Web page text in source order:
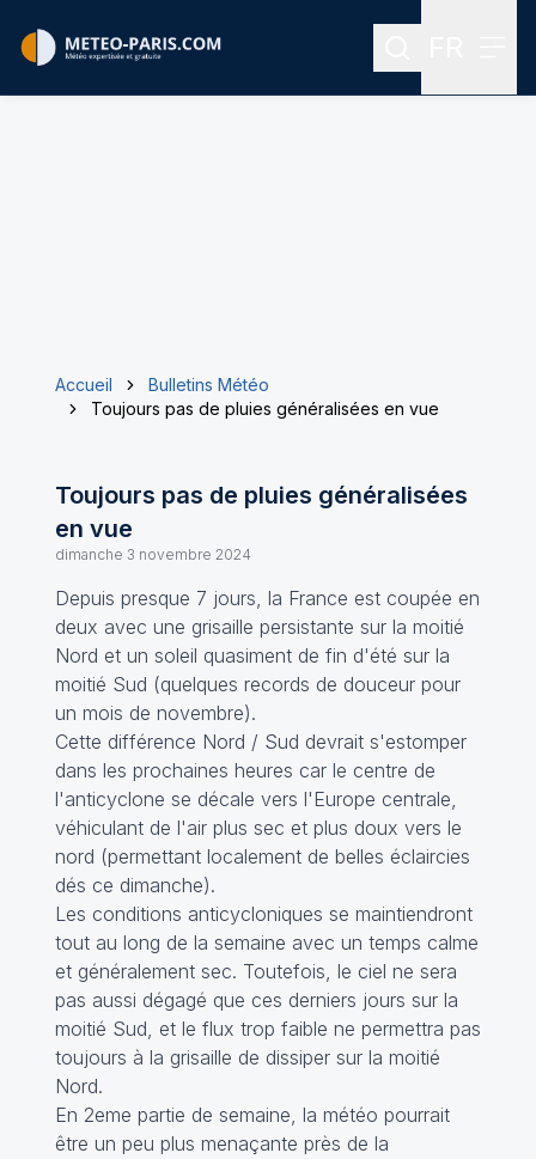
Rechercher
Accueil
Bulletins Météo
Toujours pas de pluies généralisées en vue
Toujours pas de pluies généralisées
en vue
dimanche 3 novembre 2024
Depuis presque 7 jours, la France est coupée en
deux avec une grisaille persistante sur la moitié
Nord et un soleil quasiment de fin d'été sur la
moitié Sud (quelques records de douceur pour
un mois de novembre).
Cette différence Nord / Sud devrait s'estomper
dans les prochaines heures car le centre de
l'anticyclone se décale vers l'Europe centrale,
véhiculant de l'air plus sec et plus doux vers le
nord (permettant localement de belles éclaircies
dés ce dimanche).
Les conditions anticycloniques se maintiendront
tout au long de la semaine avec un temps calme
et généralement sec. Toutefois, le ciel ne sera
pas aussi dégagé que ces derniers jours sur la
moitié Sud, et le flux trop faible ne permettra pas
toujours à la grisaille de dissiper sur la moitié
Nord.
En 2eme partie de semaine, la météo pourrait
être un peu plus menaçante près de la